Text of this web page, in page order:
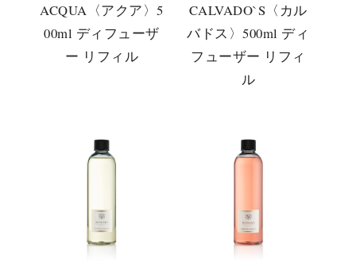
ACQUA〈アクア〉5
00ml ディフューザ
ー リフィル
CALVADO`S〈カル
バドス〉500ml ディ
フューザー リフィ
ル